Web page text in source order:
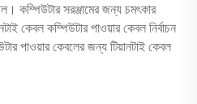
কম্পিউটার সরঞ্জামের জন্য চমৎকার
কেবল কম্পিউটার পাওয়ার কেবল নির্বাচন
পাওয়ার কেবলের জন্য টিয়ানটাই কেবল